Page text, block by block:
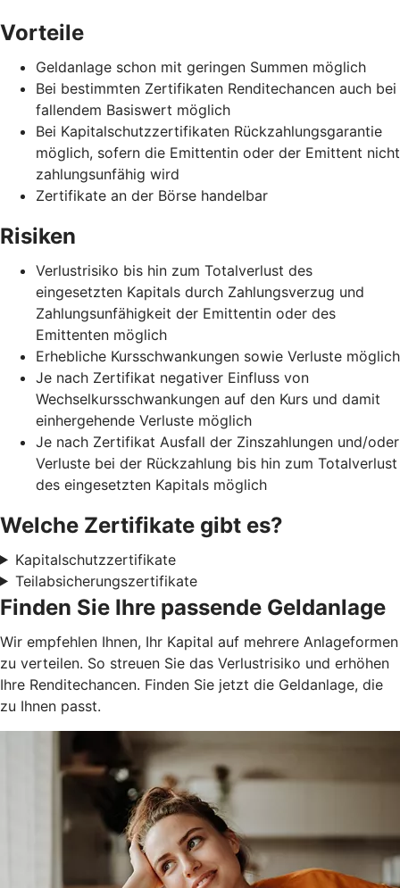
Vorteile
Geldanlage schon mit geringen Summen möglich
Bei bestimmten Zertifikaten Renditechancen auch bei
fallendem Basiswert möglich
Bei Kapitalschutzzertifikaten Rückzahlungsgarantie
möglich, sofern die Emittentin oder der Emittent nicht
zahlungsunfähig wird
Zertifikate an der Börse handelbar
Risiken
Verlustrisiko bis hin zum Totalverlust des
eingesetzten Kapitals durch Zahlungsverzug und
Zahlungsunfähigkeit der Emittentin oder des
Emittenten möglich
Erhebliche Kursschwankungen sowie Verluste möglich
Je nach Zertifikat negativer Einfluss von
Wechselkursschwankungen auf den Kurs und damit
einhergehende Verluste möglich
Je nach Zertifikat Ausfall der Zinszahlungen und/oder
Verluste bei der Rückzahlung bis hin zum Totalverlust
des eingesetzten Kapitals möglich
Welche Zertifikate gibt es?
Kapitalschutzzertifikate
Teilabsicherungszertifikate
Finden Sie Ihre passende Geldanlage
Wir empfehlen Ihnen, Ihr Kapital auf mehrere Anlageformen
zu verteilen. So streuen Sie das Verlustrisiko und erhöhen
Ihre Renditechancen. Finden Sie jetzt die Geldanlage, die
zu Ihnen passt.